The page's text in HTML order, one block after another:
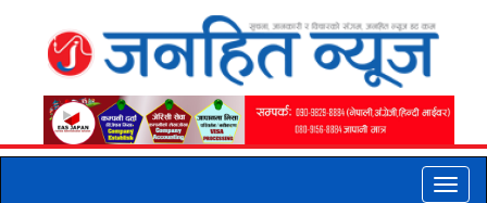
Toggle